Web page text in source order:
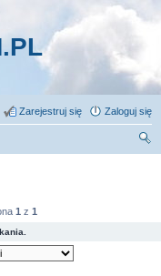
Zaloguj się
Zarejestruj się
1 z 1